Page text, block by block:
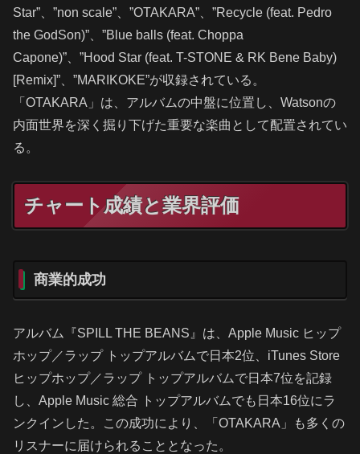
Star”、”non scale”、”OTAKARA”、”Recycle (feat. Pedro
the GodSon)”、”Blue balls (feat. Choppa
Capone)”、”Hood Star (feat. T-STONE & RK Bene Baby)
[Remix]”、”MARIKOKE”が収録されている。
「OTAKARA」は、アルバムの中盤に位置し、Watsonの
内面世界を深く掘り下げた重要な楽曲として配置されてい
る。
チャート成績と業界評価
商業的成功
アルバム『SPILL THE BEANS』は、Apple Music ヒップ
ホップ／ラップ トップアルバムで日本2位、iTunes Store
ヒップホップ／ラップ トップアルバムで日本7位を記録
し、Apple Music 総合 トップアルバムでも日本16位にラ
ンクインした。この成功により、「OTAKARA」も多くの
リスナーに届けられることとなった。